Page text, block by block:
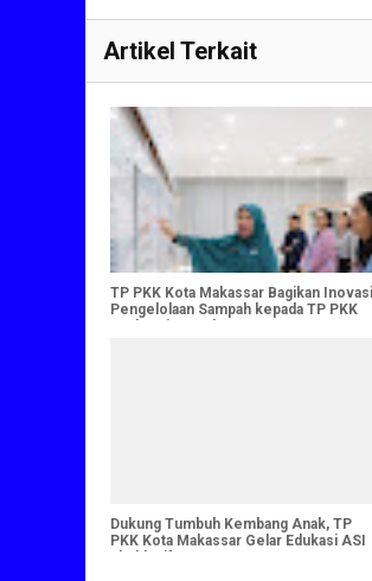
Artikel Terkait
TP PKK Kota Makassar Bagikan Inovasi
Pengelolaan Sampah kepada TP PKK
Dukung Tumbuh Kembang Anak, TP
PKK Kota Makassar Gelar Edukasi ASI